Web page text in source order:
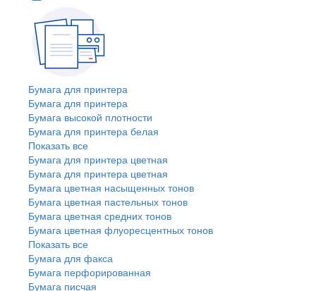
Бумага для принтера
Бумага для принтера
Бумага высокой плотности
Бумага для принтера белая
Показать все
Бумага для принтера цветная
Бумага для принтера цветная
Бумага цветная насыщенных тонов
Бумага цветная пастельных тонов
Бумага цветная средних тонов
Бумага цветная флуоресцентных тонов
Показать все
Бумага для факса
Бумага перфорированная
Бумага писчая